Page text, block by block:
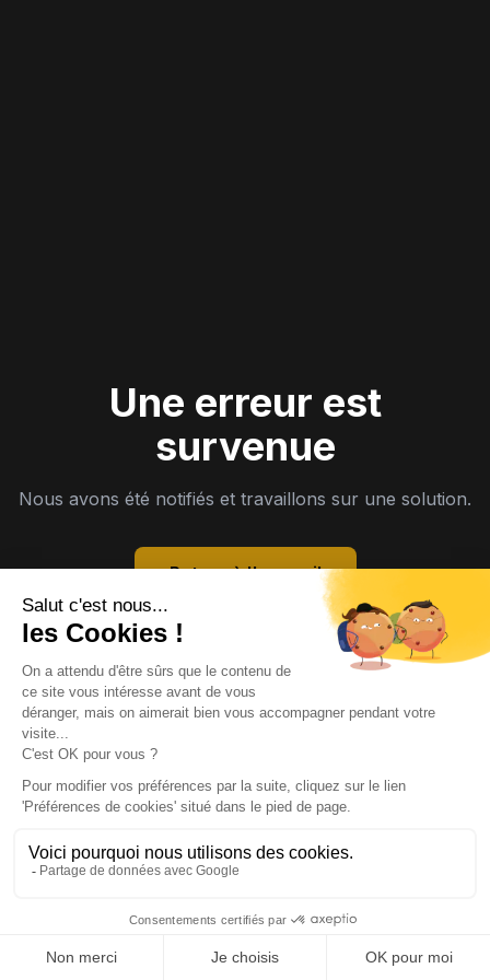
Une erreur est
survenue
Nous avons été notifiés et travaillons sur une solution.
Retour à l'accueil